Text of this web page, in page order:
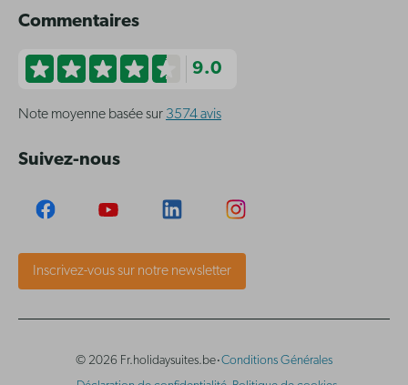
Commentaires
9.0
Note moyenne basée sur 3574 avis
Suivez-nous
Inscrivez-vous sur notre newsletter
© 2026 Fr.holidaysuites.be·Conditions Générales